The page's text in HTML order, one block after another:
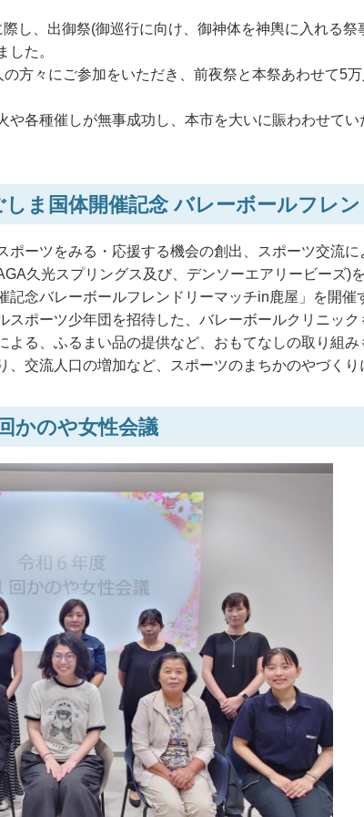
し、出御祭(御巡行に向け、御神体を神輿に入れる
した。
方々にご参加をいただき、前夜祭と本祭あわせて5
や各種催しが無事成功し、本市を大いに賑わわせて
しま国体開催記念 バレーボールフレ
ポーツをみる・応援する機会の創出、スポーツ交流
久光スプリングス及び、デンソーエアリービーズ)
記念バレーボールフレンドリーマッチin鹿屋」を開
スポーツ少年団を招待した、バレーボールクリニック
よる、ふるまい品の提供など、おもてなしの取り組み
、交流人口の増加など、スポーツのまちかのやづくり
かのや女性会議